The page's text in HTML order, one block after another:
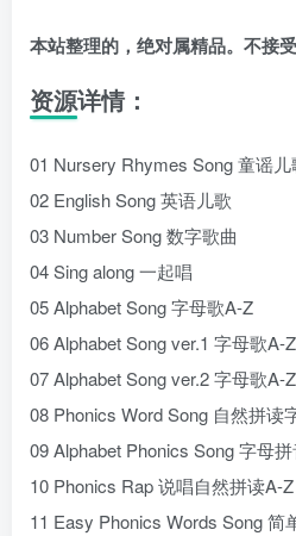
本站整理的，绝对属精品。 不接
资源详情：
01 Nursery Rhymes Song 童谣儿
02 English Song 英语儿歌
03 Number Song 数字歌曲
04 Sing along 一起唱
05 Alphabet Song 字母歌A-Z
06 Alphabet Song ver.1 字母歌A-Z
07 Alphabet Song ver.2 字母歌A-Z
08 Phonics Word Song 自然拼读
09 Alphabet Phonics Song 字母
10 Phonics Rap 说唱自然拼读A-Z
11 Easy Phonics Words Song 简